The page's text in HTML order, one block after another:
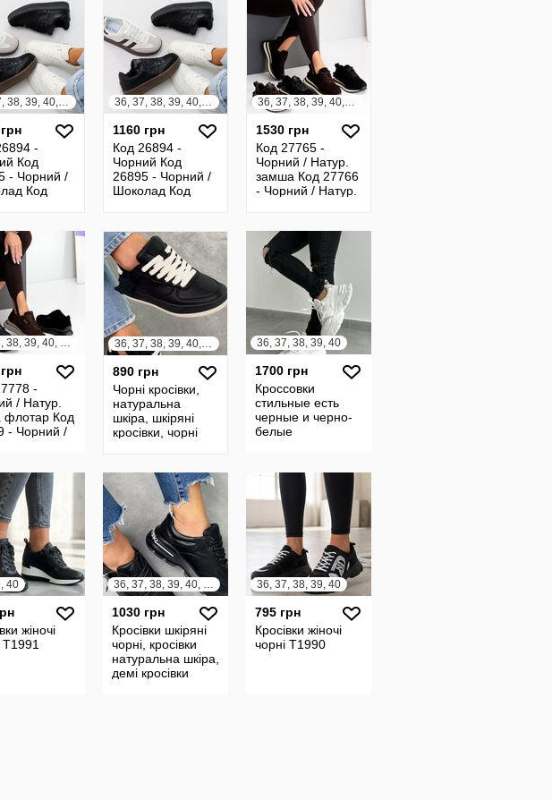
36, 37, 38, 39, 40, 41
-
Код
- Чорний /
Код
/ Шокола
36, 37, 38, 39, 40, 41
1160 грн
Код 26894 -
Чорний Код
26895 - Чорний /
Шоколад Код
Сірий / Шокола
36, 37, 38, 39, 40, 41
1530 грн
Код 27765 -
Чорний / Натур.
замша Код 27766
- Чорний / Натур.
Шокол
36, 37, 38, 39, 40, 41
-
/ Натур.
флотар Код
- Чорний /
36, 37, 38, 39, 40, 41
890 грн
Чорні кросівки,
натуральна
шкіра, шкіряні
кросівки, чорні
36,37,38,39,40,41
36, 37, 38, 39, 40
1700 грн
Кроссовки
стильные есть
черные и черно-
белые
40
жіночі
Т1991
36, 37, 38, 39, 40, 41
1030 грн
Кросівки шкіряні
чорні, кросівки
натуральна шкіра,
демі кросівки
36, 37, 38, 39, 40
795 грн
Кросівки жіночі
чорні Т1990